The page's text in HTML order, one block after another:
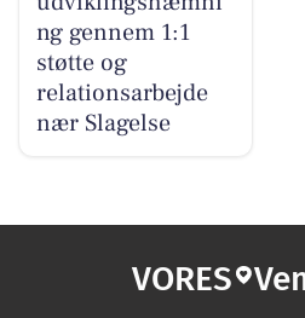
ng gennem 1:1
støtte og
relationsarbejde
nær Slagelse
VORES